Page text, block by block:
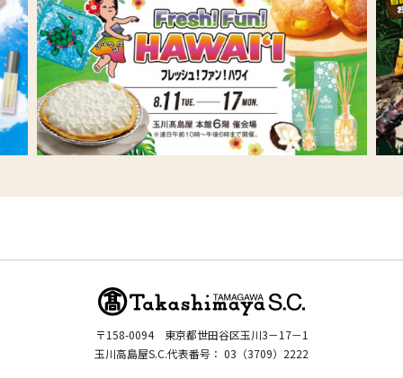
〒158-0094 東京都世田谷区玉川3－17－1
玉川高島屋S.C.代表番号： 03（3709）2222